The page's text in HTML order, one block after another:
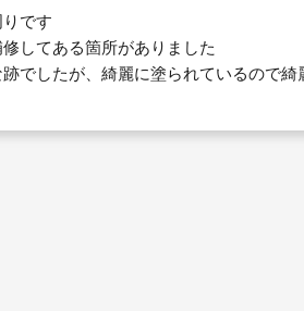
です
してある箇所がありました
でしたが、綺麗に塗られているので綺